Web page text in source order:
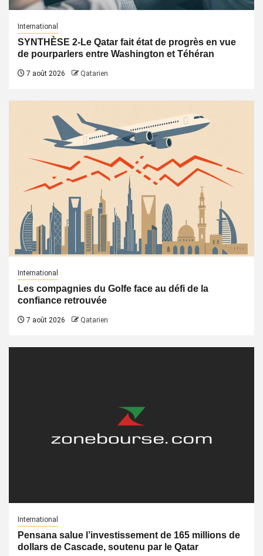
International
SYNTHÈSE 2-Le Qatar fait état de progrès en vue
de pourparlers entre Washington et Téhéran
7 août 2026 Qatarien
International
Les compagnies du Golfe face au défi de la
confiance retrouvée
7 août 2026 Qatarien
International
Pensana salue l’investissement de 165 millions de
dollars de Cascade, soutenu par le Qatar